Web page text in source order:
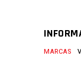
MARCAS